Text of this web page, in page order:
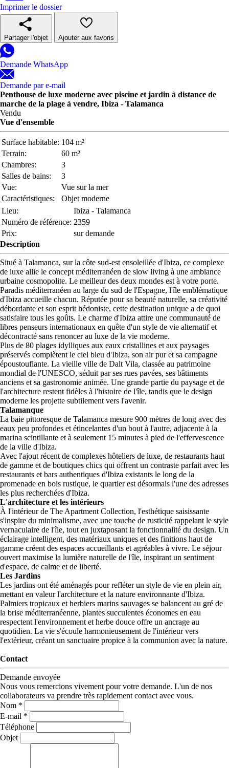
Imprimer le dossier
Partager l'objet Ajouter aux favoris
Demande WhatsApp
Demande par e-mail
Penthouse de luxe moderne avec piscine et jardin à distance de
marche de la plage à vendre, Ibiza - Talamanca
Vendu
Vue d'ensemble
Surface habitable: 104 m²
Terrain:
60 m²
Chambres:
3
Salles de bains:
3
Vue:
Vue sur la mer
Caractéristiques:
Objet moderne
Lieu:
Ibiza - Talamanca
Numéro de référence: 2359
Prix:
sur demande
Description
Situé à Talamanca, sur la côte sud-est ensoleillée d'Ibiza, ce complexe
de luxe allie le concept méditerranéen de slow living à une ambiance
urbaine cosmopolite. Le meilleur des deux mondes est à votre porte.
Paradis méditerranéen au large du sud de l'Espagne, l'île emblématique
d'Ibiza accueille chacun. Réputée pour sa beauté naturelle, sa créativité
débordante et son esprit hédoniste, cette destination unique a de quoi
satisfaire tous les goûts. Le charme d'Ibiza attire une communauté de
libres penseurs internationaux en quête d'un style de vie alternatif et
décontracté sans renoncer au luxe de la vie moderne.
Plus de 80 plages idylliques aux eaux cristallines et aux paysages
préservés complètent le ciel bleu d'Ibiza, son air pur et sa campagne
époustouflante. La vieille ville de Dalt Vila, classée au patrimoine
mondial de l'UNESCO, séduit par ses rues pavées, ses bâtiments
anciens et sa gastronomie animée. Une grande partie du paysage et de
l'architecture restent fidèles à l'histoire de l'île, tandis que le design
moderne les projette subtilement vers l'avenir.
Talamanque
La baie pittoresque de Talamanca mesure 900 mètres de long avec des
eaux peu profondes et étincelantes d'un bout à l'autre, adjacente à la
marina scintillante et à seulement 15 minutes à pied de l'effervescence
de la ville d'Ibiza.
Avec l'ajout récent de complexes hôteliers de luxe, de restaurants haut
de gamme et de boutiques chics qui offrent un contraste parfait avec les
restaurants et bars authentiques d'Ibiza existants le long de la
promenade en bois rustique, le quartier est désormais l'une des adresses
les plus recherchées d'Ibiza.
L'architecture et les intérieurs
À l'intérieur de The Apartment Collection, l'esthétique saisissante
s'inspire du minimalisme, avec une touche de rusticité rappelant le style
vernaculaire de l'île, tout en juxtaposant la fonctionnalité du design. Un
éclairage intelligent, des matériaux uniques et des finitions haut de
gamme créent des espaces accueillants et agréables à vivre. Le séjour
ouvert maximise la lumière naturelle de l'île, inspirant un sentiment
d'espace, de calme et de liberté.
Les Jardins
Les jardins ont été aménagés pour refléter un style de vie en plein air,
mettant en valeur l'architecture et la nature environnante d'Ibiza.
Palmiers tropicaux et herbiers marins sauvages se balancent au gré de
la brise méditerranéenne, plantes succulentes économes en eau
respectent l'environnement et herbe douce offre un ancrage au
quotidien. La vie s'écoule harmonieusement de l'intérieur vers
l'extérieur, créant un sanctuaire propice à la communion avec la nature.
Contact
Demande envoyée
Nous vous remercions vivement pour votre demande. L'un de nos
collaborateurs va prendre très rapidement contact avec vous.
Nom *
E-mail *
Téléphone
Objet